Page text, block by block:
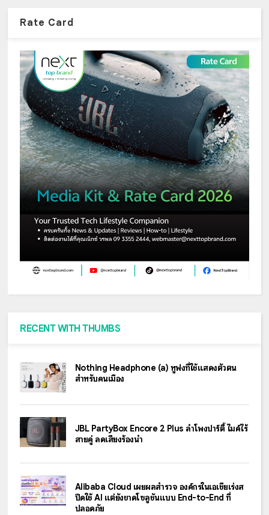
Rate Card
RECENT WITH THUMBS
Nothing Headphone (a) หูฟังที่ใช้แสดงตัวตน
สำหรับคนเมือง
JBL PartyBox Encore 2 Plus ลำโพงปาร์ตี้ ไมค์ไร้
สายคู่ ลดเสียงร้องนำ
Alibaba Cloud เผยผลสำรวจ องค์กรในเอเชียเร่งส
ปีดใช้ AI แต่ยังขาดโซลูชันแบบ End-to-End ที่
ปลอดภัย